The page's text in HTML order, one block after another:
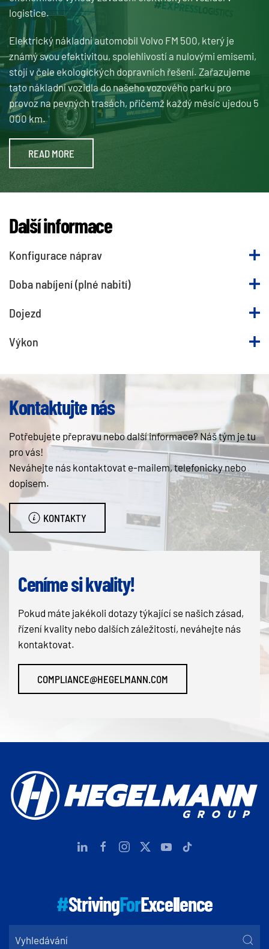
logistice.
Elektrický nákladní automobil Volvo FM 500, který je
známý svou efektivitou, spolehlivostí a nulovými emisemi,
stojí v čele ekologických dopravních řešení. Zařazujeme
tato nákladní vozidla do našeho vozového parku pro
provoz na pevných trasách, přičemž každý měsíc ujedou 5
000 km.
READ MORE
Další informace
Konfigurace náprav
Doba nabíjení (plné nabití)
Dojezd
Výkon
Kontaktujte nás
Potřebujete přepravu nebo další informace? Náš tým je tu
pro vás!
Neváhejte nás kontaktovat e-mailem, telefonicky nebo
dopisem.
KONTAKTY
Ceníme si kvality!
Pokud máte jakékoli dotazy týkající se našich zásad,
řízení kvality nebo dalších záležitostí, neváhejte nás
kontaktovat.
COMPLIANCE@HEGELMANN.COM
#StrivingForExcellence